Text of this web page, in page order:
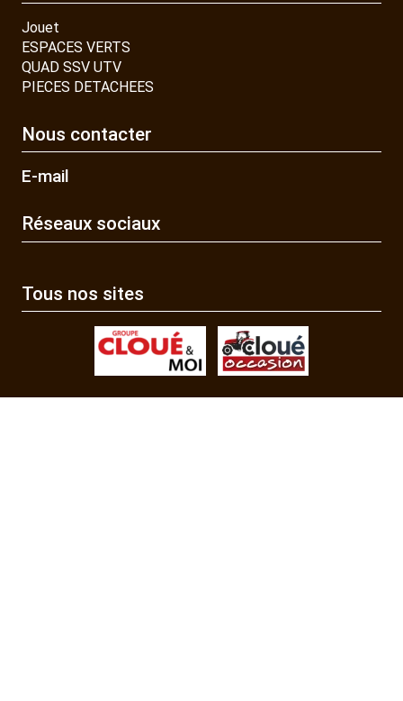
Jouet
ESPACES VERTS
QUAD SSV UTV
PIECES DETACHEES
Nous contacter
E-mail
Réseaux sociaux
Tous nos sites